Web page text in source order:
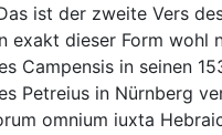
ist der zweite Vers
exakt dieser Form wohl
Campensis in seinen
Petreius in Nürnberg
omnium iuxta